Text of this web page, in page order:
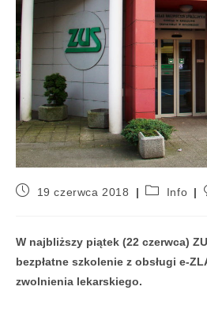
19 czerwca 2018 Info
W najbliższy piątek (22 czerwca)
bezpłatne szkolenie z obsługi e-
zwolnienia lekarskiego.